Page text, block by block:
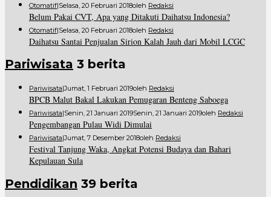
Otomatif|Selasa, 20 Februari 2018Oleh Redaksi
Belum Pakai CVT, Apa yang Ditakuti Daihatsu Indonesia?
Otomatif|Selasa, 20 Februari 2018Oleh Redaksi
Daihatsu Santai Penjualan Sirion Kalah Jauh dari Mobil LCGC
Pariwisata 3 berita
Pariwisata|Jumat, 1 Februari 2019Oleh Redaksi
BPCB Malut Bakal Lakukan Pemugaran Benteng Saboega
Pariwisata|Senin, 21 Januari 2019Senin, 21 Januari 2019Oleh Redaksi
Pengembangan Pulau Widi Dimulai
Pariwisata|Jumat, 7 Desember 2018Oleh Redaksi
Festival Tanjung Waka, Angkat Potensi Budaya dan Bahari
Kepulauan Sula
Pendidikan 39 berita